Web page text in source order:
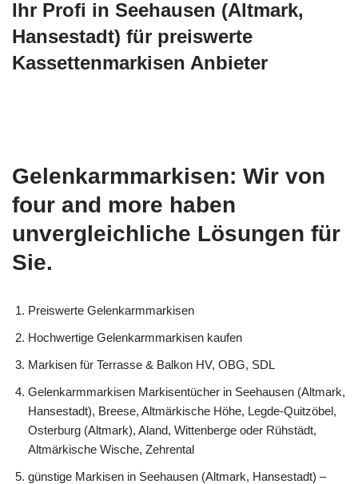
Ihr Profi in Seehausen (Altmark,
Hansestadt) für preiswerte
Kassettenmarkisen Anbieter
Gelenkarmmarkisen: Wir von
four and more haben
unvergleichliche Lösungen für
Sie.
Preiswerte Gelenkarmmarkisen
Hochwertige Gelenkarmmarkisen kaufen
Markisen für Terrasse & Balkon HV, OBG, SDL
Gelenkarmmarkisen Markisentücher in Seehausen (Altmark,
Hansestadt), Breese, Altmärkische Höhe, Legde-Quitzöbel,
Osterburg (Altmark), Aland, Wittenberge oder Rühstädt,
Altmärkische Wische, Zehrental
günstige Markisen in Seehausen (Altmark, Hansestadt) –